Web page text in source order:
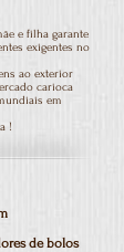
de bolos
e filha garante
exigentes no
ao exterior
carioca
em
!